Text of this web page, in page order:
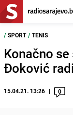
/ SPORT / TENIS
Konačno
Đoković
15.04.21. 13:26 0